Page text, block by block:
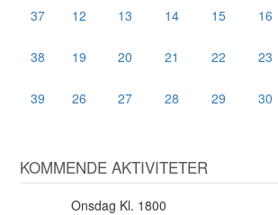
37 12 13 14 15 16
38 19 20 21 22 23
39 26 27 28 29 30
KOMMENDE AKTIVITETER
Onsdag Kl. 1800